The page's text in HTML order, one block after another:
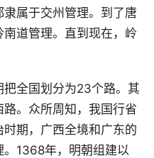
属于交州管理。到了唐
道管理。直到现在，岭
全国划分为23个路。其
。众所周知，我国行省
期，广西全境和广东的
1368年，明朝组建以